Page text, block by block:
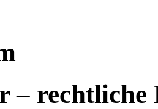
– rechtliche